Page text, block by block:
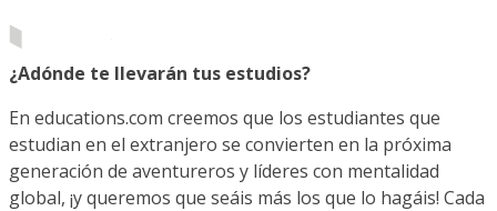
¿Adónde te llevarán tus estudios?
En educations.com creemos que los estudiantes que
estudian en el extranjero se convierten en la próxima
generación de aventureros y líderes con mentalidad
global, ¡y queremos que seáis más los que lo hagáis! Cada